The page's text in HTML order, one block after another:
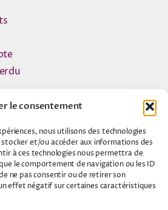
le consentement
nous utilisons des technologies
et/ou accéder aux informations des
à ces technologies nous permettra de
le comportement de navigation ou les ID
ne pas consentir ou de retirer son
effet négatif sur certaines caractéristiques
•Contact Voyance
A propos